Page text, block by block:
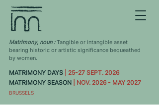
Matrimony, noun :Tangible or intangible asset
bearing historic or artistic significance bequeathed
by women.
MATRIMONY DAYS | 25-27 SEPT. 2026
MATRIMONY SEASON | NOV. 2026 - MAY 2027
BRUSSELS